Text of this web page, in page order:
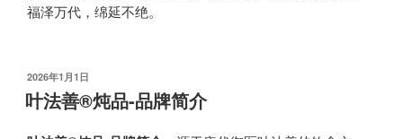
福泽万代，绵延不绝。
发
布
于
2026年1月1日
叶法善®炖品-品牌简介